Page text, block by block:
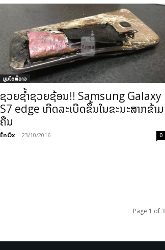
ມູມໄອທີລາວ
ຊວຍຊ້ຳຊວຍຊ້ອນ!! Samsung Galaxy
S7 edge ເກີດລະເບີດຂຶ້ນໃນຂະນະສາກຂ້າມ
ຄືນ
ÊnÖx - 23/10/2016 0
Page 1 of 3